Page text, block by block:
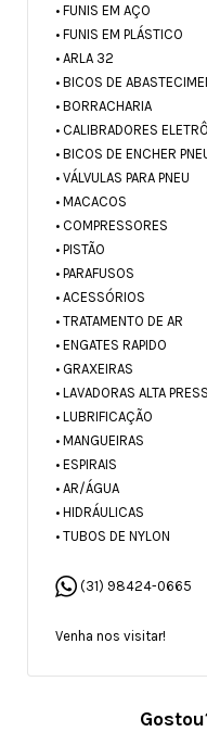
• FUNIS EM AÇO
• FUNIS EM PLÁSTICO
• ARLA 32
• BICOS DE
• BORRACHARIA
• CALIBRADORES
• BICOS DE ENCHER
• VÁLVULAS PARA PNEU
• MACACOS
• COMPRESSORES
• PISTÃO
• PARAFUSOS
• ACESSÓRIOS
• TRATAMENTO DE AR
• ENGATES RAPIDO
• GRAXEIRAS
• LAVADORAS ALTA
• LUBRIFICAÇÃO
• MANGUEIRAS
• ESPIRAIS
• AR/ÁGUA
• HIDRÁULICAS
• TUBOS DE NYLON
(31) 98424-0665
Venha nos visitar!